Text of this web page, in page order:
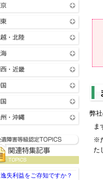
弊
ま
※
た
逸失利益をご存知ですか？